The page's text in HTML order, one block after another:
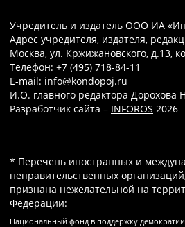
Учредитель и издатель ООО ИА
Адрес учредителя, издателя,
Москва, ул. Кржижановского, д.13,
Телефон: +7 (495) 718-84-11
E-mail: info@kondopoj.ru
И.О. главного редактора Дорохова
Разработчик сайта – INFOROS 2026
* Перечень иностранных и
неправительственных
признана нежелательной на
Федерации:
Национальный фонд в поддержку